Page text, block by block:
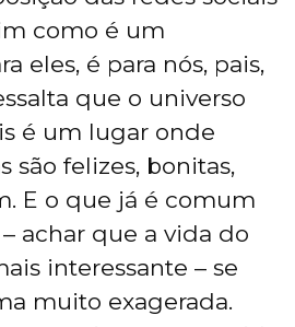
como é um
eles, é para nós, pais,
que o universo
é um lugar onde
são felizes, bonitas,
E o que já é comum
achar que a vida do
interessante – se
muito exagerada.